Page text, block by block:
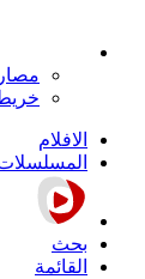
الافلام
بحث
القائمة